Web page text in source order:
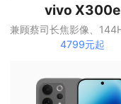
vivo X300e
4799元起